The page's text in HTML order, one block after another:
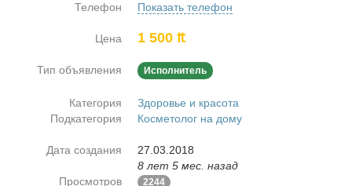
Телефон Показать телефон
Цена 1 500 ₶
Тип объявления Исполнитель
Категория
Здоровье и красота
Подкатегория
Косметолог на дому
Дата создания
27.03.2018
8 лет 5 мес. назад
Просмотров
2244